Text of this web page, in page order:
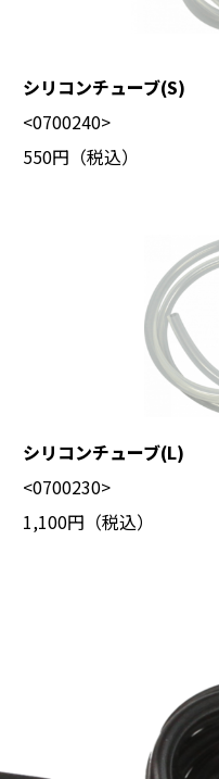
シリコンチューブ(S)
<0700240>
550円（税込）
シリコンチューブ(L)
<0700230>
1,100円（税込）